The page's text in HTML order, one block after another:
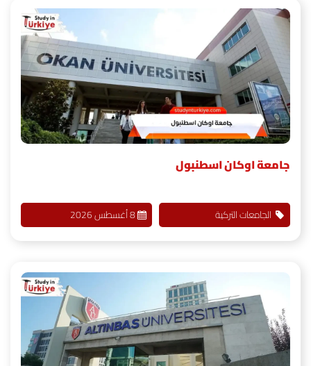
جامعة اوكان اسطنبول
الجامعات التركية 8 أغسطس 2026